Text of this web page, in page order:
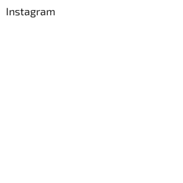
Instagram